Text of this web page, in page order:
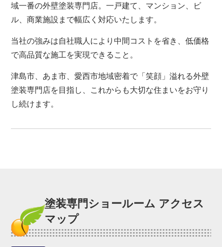
域一番の外壁塗装専門店。一戸建て、マンション、ビ
ル、商業施設まで幅広く対応いたします。
当社の強みは自社職人により中間コストを省き、低価格
で高品質な施工を実現できること。
津島市、あま市、愛西市地域密着で「笑顔」溢れる外壁
塗装専門店を目指し、これからも大切な住まいをお守り
し続けます。
塗装専門ショールーム アクセス
マップ